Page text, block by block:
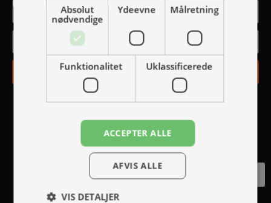
TILMELD
Absolut
nødvendige
Ydeevne Målretning
Funktionalitet Uklassificerede
ACCEPTER ALLE
AFVIS ALLE
VIS DETALJER